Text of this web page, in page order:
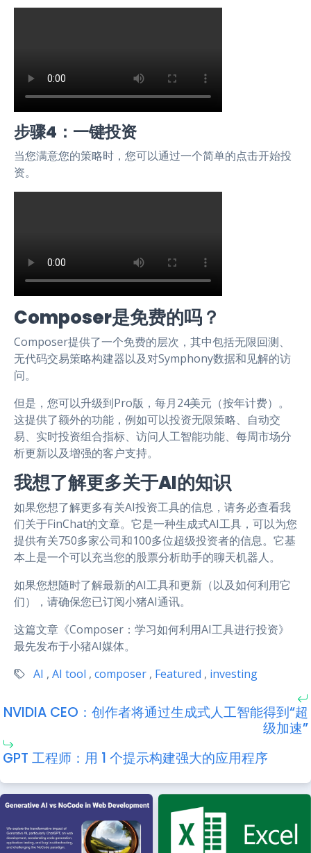
步骤4：一键投资
当您满意您的策略时，您可以通过一个简单的点击开始投
资。
Composer是免费的吗？
Composer提供了一个免费的层次，其中包括无限回测、
无代码交易策略构建器以及对Symphony数据和见解的访
问。
但是，您可以升级到Pro版，每月24美元（按年计费）。
这提供了额外的功能，例如可以投资无限策略、自动交
易、实时投资组合指标、访问人工智能功能、每周市场分
析更新以及增强的客户支持。
我想了解更多关于AI的知识
如果您想了解更多有关AI投资工具的信息，请务必查看我
们关于FinChat的文章。它是一种生成式AI工具，可以为您
提供有关750多家公司和100多位超级投资者的信息。它基
本上是一个可以充当您的股票分析助手的聊天机器人。
如果您想随时了解最新的AI工具和更新（以及如何利用它
们），请确保您已订阅小猪AI通讯。
这篇文章《Composer：学习如何利用AI工具进行投资》
最先发布于小猪AI媒体。
AI , AI tool , composer , Featured , investing
NVIDIA CEO：创作者将通过生成式人工智能得到“超
级加速”
GPT 工程师：用 1 个提示构建强大的应用程序